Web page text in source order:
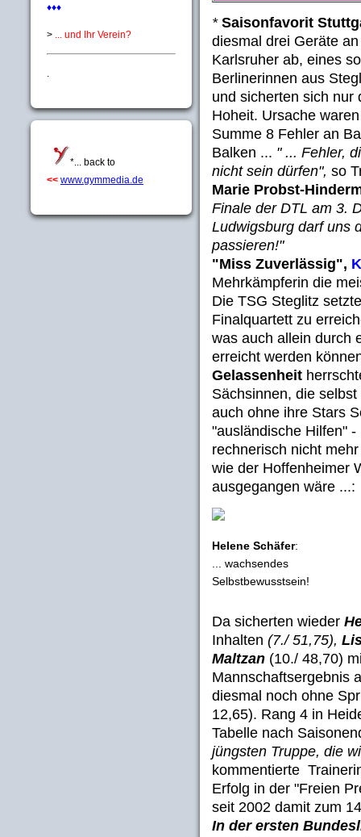
♦♦♦
> ... und Ihr Verein?
.
*... back to
<< www.gymmedia.de
* Saisonfavorit
diesmal drei Geräte
Karlsruher ab, eines
Berlinerinnen aus
und sicherten sich nur
Hoheit. Ursache
Summe 8 Fehler an
Balken ... " ... Fehler,
nicht sein dürfen", so
Marie Probst-
Finale der DTL am 3.
Ludwigsburg darf uns
passieren!"
"Miss Zuverlässig",
Mehrkämpferin die
Die TSG Steglitz
Finalquartett zu
was auch allein durch
erreicht werden
Gelassenheit
Sächsinnen, die
auch ohne ihre Stars
"ausländische Hilfen"
rechnerisch nicht
wie der Hoffenheimer
ausgegangen wäre ...:
Helene Schäfer:
... wachsendes
Selbstbewusstsein!
Da sicherten wieder
Inhalten (7./ 51,75),
Maltzan (10./ 48,70)
Mannschaftsergebnis
diesmal noch ohne
12,65). Rang 4 in
Tabelle nach
jüngsten Truppe, die
kommentierte
Erfolg in der "Freien
seit 2002 damit zum
In der ersten